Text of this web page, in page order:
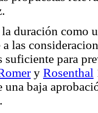
duración como
a las
suficiente para
y Rosenthal
una baja